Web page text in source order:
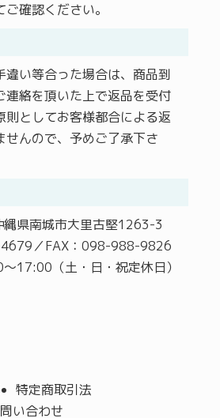
確認ください。
違い等合った場合は、商品到
絡を頂いた上で返品を受付
則としてお客様都合による返
せんので、予めご了承下さ
県南城市大里古堅1263-3
／FAX：098-988-9826
17:00（土・日・祝定休日）
特定商取引法
い合わせ